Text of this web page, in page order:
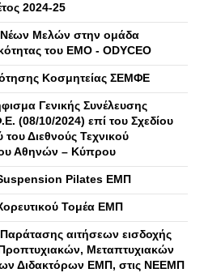
2024-25
Μελών στην ομάδα
του ΕΜΟ - ODYCEO
Κοσμητείας ΣΕΜΦΕ
Γενικής Συνέλευσης
(08/10/2024) επί του Σχεδίου
του Διεθνούς Τεχνικού
Αθηνών – Κύπρου
Pilates ΕΜΠ
Τομέα ΕΜΠ
αιτήσεων εισδοχής
Μεταπτυχιακών
Διδακτόρων ΕΜΠ, στις ΝΕΕΜΠ